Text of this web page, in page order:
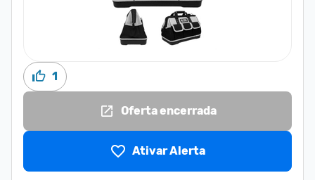
1
Oferta encerrada
Ativar Alerta